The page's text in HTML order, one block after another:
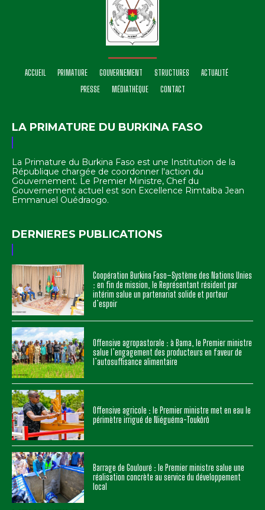
ACCUEIL PRIMATURE GOUVERNEMENT STRUCTURES
ACTUALITÉ
PRESSE
MÉDIATHÈQUE CONTACT
LA PRIMATURE DU BURKINA FASO
La Primature du Burkina Faso est une Institution de la
République chargée de coordonner l'action du
Gouvernement. Le Premier Ministre, Chef du
Gouvernement actuel est son Excellence Rimtalba Jean
Emmanuel Ouédraogo.
DERNIERES PUBLICATIONS
Coopération Burkina Faso–Système des Nations Unies
: en fin de mission, le Représentant résident par
intérim salue un partenariat solide et porteur
d’espoir
Offensive agropastorale : à Bama, le Premier ministre
salue l’engagement des producteurs en faveur de
l’autosuffisance alimentaire
Offensive agricole : le Premier ministre met en eau le
périmètre irrigué de Niéguéma-Toukôrô
Barrage de Goulouré : le Premier ministre salue une
réalisation concrète au service du développement
local